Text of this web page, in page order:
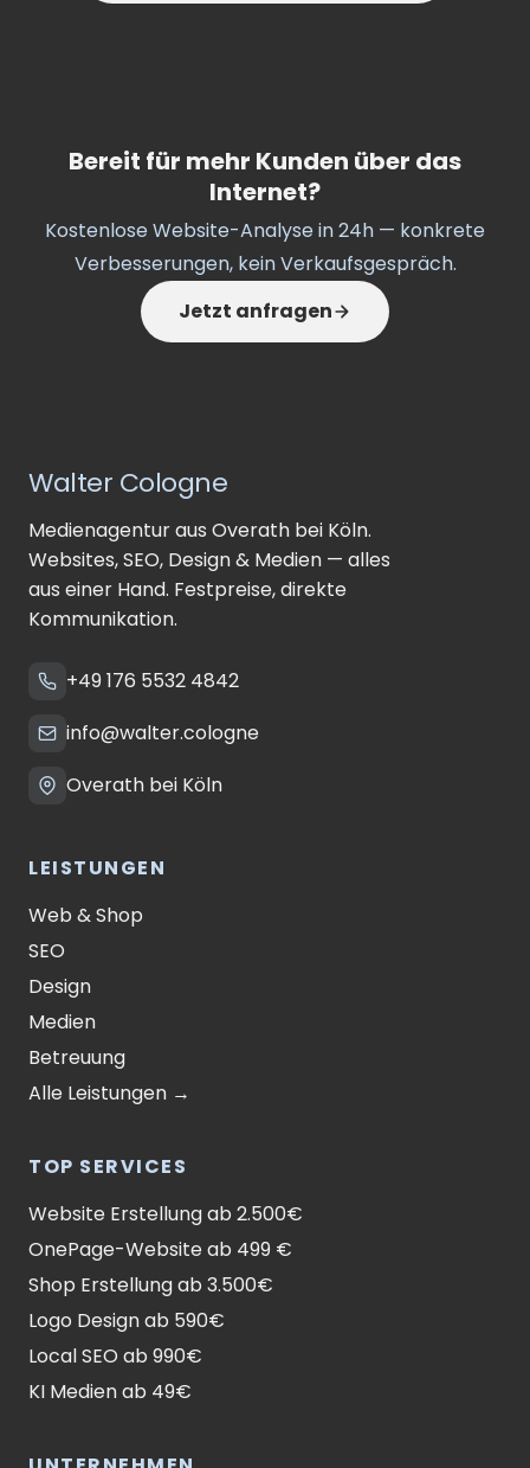
Bereit für mehr Kunden über das
Internet?
Kostenlose Website-Analyse in 24h — konkrete
Verbesserungen, kein Verkaufsgespräch.
Jetzt anfragen
Walter Cologne
Medienagentur aus Overath bei Köln.
Websites, SEO, Design & Medien — alles
aus einer Hand. Festpreise, direkte
Kommunikation.
+49 176 5532 4842
info@walter.cologne
Overath bei Köln
LEISTUNGEN
Web & Shop
SEO
Design
Medien
Betreuung
Alle Leistungen →
TOP SERVICES
Website Erstellung ab 2.500€
OnePage-Website ab 499 €
Shop Erstellung ab 3.500€
Logo Design ab 590€
Local SEO ab 990€
KI Medien ab 49€